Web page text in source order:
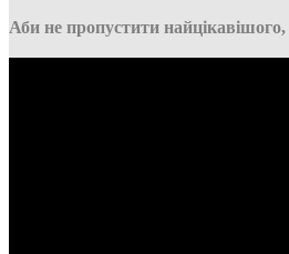
Аби не пропустити